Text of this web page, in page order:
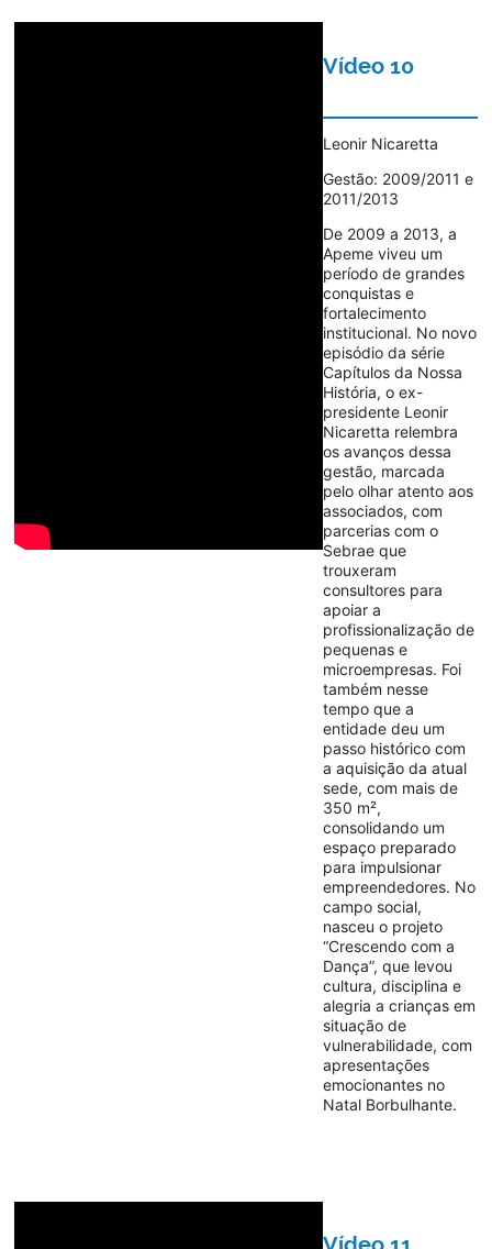
Vídeo 10
Leonir Nicaretta
Gestão: 2009/2011 e
2011/2013
De 2009 a 2013, a
Apeme viveu um
período de grandes
conquistas e
fortalecimento
institucional. No novo
episódio da série
Capítulos da Nossa
História, o ex-
presidente Leonir
Nicaretta relembra
os avanços dessa
gestão, marcada
pelo olhar atento aos
associados, com
parcerias com o
Sebrae que
trouxeram
consultores para
apoiar a
profissionalização de
pequenas e
microempresas. Foi
também nesse
tempo que a
entidade deu um
passo histórico com
a aquisição da atual
sede, com mais de
350 m²,
consolidando um
espaço preparado
para impulsionar
empreendedores. No
campo social,
nasceu o projeto
“Crescendo com a
Dança”, que levou
cultura, disciplina e
alegria a crianças em
situação de
vulnerabilidade, com
apresentações
emocionantes no
Natal Borbulhante.